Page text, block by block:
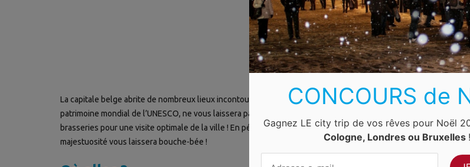
La capitale belge abrite de nombreux lieux incontournables : sa Grand-Place, dont l’ensemble architectural est
patrimoine mondial de l’UNESCO, ne vous laissera pas de marbre. Passez par le centre historique, les magasins
brasseries pour une visite optimale de la ville ! En période de Noël, Bruxelles revêt son plus bel habit de
majestuosité vous laissera bouche-bée !
CONCOURS de
Gagnez LE city trip de vos rêves pour Noël
Cologne, Londres ou Bruxelles !